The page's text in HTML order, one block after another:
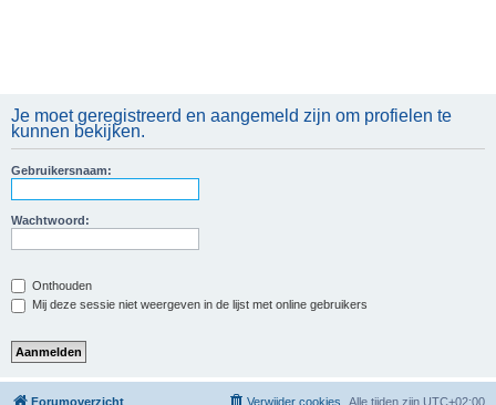
Je moet geregistreerd en aangemeld zijn om profielen te
kunnen bekijken.
Gebruikersnaam:
Wachtwoord:
Onthouden
Mij deze sessie niet weergeven in de lijst met online gebruikers
Forumoverzicht Alle tijden zijn UTC+02:00
Verwijder cookies